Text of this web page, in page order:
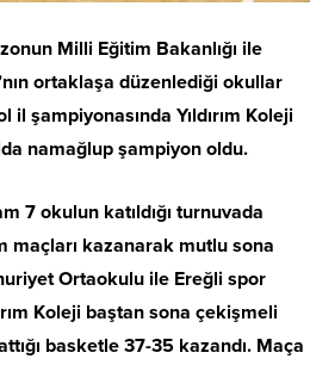
Milli Eğitim Bakanlığı ile
ortaklaşa düzenlediği okullar
il şampiyonasında Yıldırım Koleji
namağlup şampiyon oldu.
7 okulun katıldığı turnuvada
maçları kazanarak mutlu sona
Ortaokulu ile Ereğli spor
Koleji baştan sona çekişmeli
basketle 37-35 kazandı. Maça